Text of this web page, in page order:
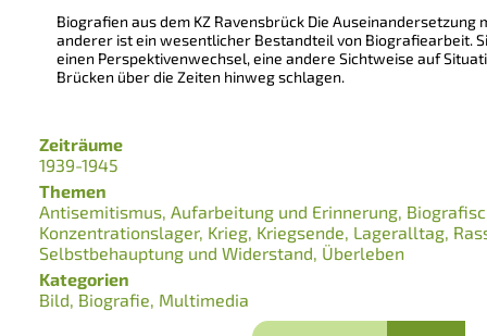
Biografien aus dem KZ Ravensbrück Die Auseinandersetzung
anderer ist ein wesentlicher Bestandteil von Biografiearbeit.
einen Perspektivenwechsel, eine andere Sichtweise auf
Brücken über die Zeiten hinweg schlagen.
Zeiträume
1939-1945
Themen
Antisemitismus Aufarbeitung und Erinnerung
Konzentrationslager Krieg Kriegsende Lageralltag
Selbstbehauptung und Widerstand Überleben
Kategorien
Bild Biografie Multimedia